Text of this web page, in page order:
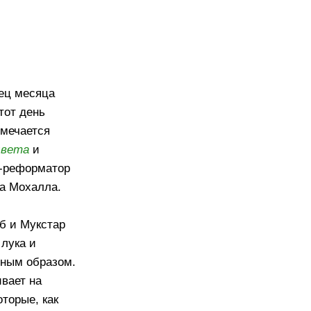
месяца
день
и
реформатор
Мохалла.
и Мукстар
и
образом.
на
как